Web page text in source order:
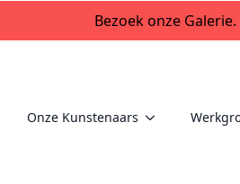
Bezoek onze
Onze Kunstenaars